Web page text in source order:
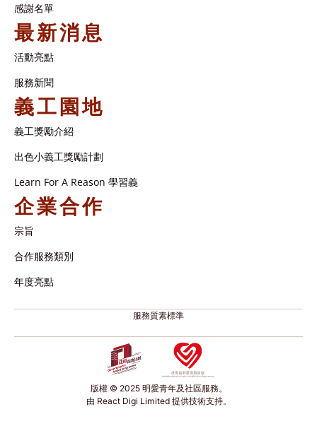
感謝名單​
最新消息
活動亮點
服務新聞
義工園地
義工獎勵介紹
出色小義工獎勵計劃
Learn For A Reason 學習義
企業合作
宗旨
合作服務類別
年度亮點
服務質素標準
版權 © 2025 明愛青年及社區服務。
由 React Digi Limited 提供技術支持。